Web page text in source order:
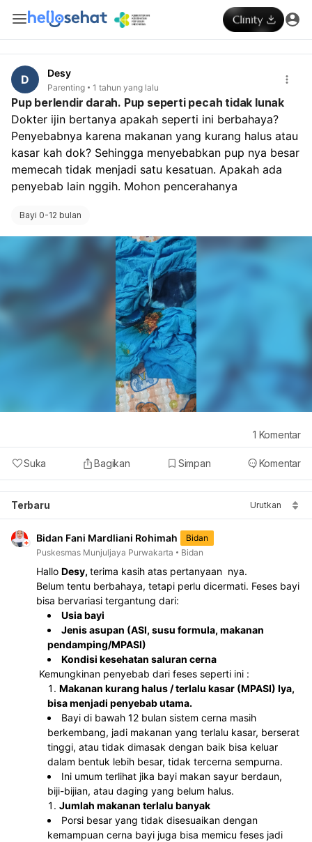
D Desy
Parenting 1 tahun yang lalu
Pup berlendir darah. Pup seperti pecah tidak lunak
Dokter ijin bertanya apakah seperti ini berbahaya?
Penyebabnya karena makanan yang kurang halus atau
kasar kah dok? Sehingga menyebabkan pup nya besar
memecah tidak menjadi satu kesatuan. Apakah ada
penyebab lain nggih. Mohon pencerahanya
Bayi 0-12 bulan
Suka Bagikan Simpan Komentar
1 Komentar
Terbaru Urutkan
Bidan Fani Mardliani Rohimah
Bidan
Puskesmas Munjuljaya Purwakarta
Bidan
Hallo Desy, terima kasih atas pertanyaan  nya.
Belum tentu berbahaya, tetapi perlu dicermati. Feses bayi
bisa bervariasi tergantung dari:
Usia bayi
Jenis asupan (ASI, susu formula, makanan
pendamping/MPASI)
Kondisi kesehatan saluran cerna
Kemungkinan penyebab dari feses seperti ini :
Makanan kurang halus / terlalu kasar (MPASI) Iya,
bisa menjadi penyebab utama.
Bayi di bawah 12 bulan sistem cerna masih
berkembang, jadi makanan yang terlalu kasar, berserat
tinggi, atau tidak dimasak dengan baik bisa keluar
dalam bentuk lebih besar, tidak tercerna sempurna.
Ini umum terlihat jika bayi makan sayur berdaun,
biji-bijian, atau daging yang belum halus.
Jumlah makanan terlalu banyak
Porsi besar yang tidak disesuaikan dengan
kemampuan cerna bayi juga bisa memicu feses jadi